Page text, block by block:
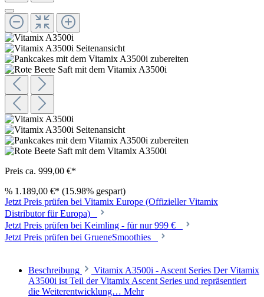
Preis ca. 999,00 €*
% 1.189,00 €* (15.98% gespart)
Jetzt Preis prüfen bei Vitamix Europe (Offizieller Vitamix
Distributor für Europa)
Jetzt Preis prüfen bei Keimling - für nur 999 €
Jetzt Preis prüfen bei GrueneSmoothies
Beschreibung
Vitamix A3500i - Ascent Series Der Vitamix
A3500i ist Teil der Vitamix Ascent Series und repräsentiert
die Weiterentwicklung… Mehr